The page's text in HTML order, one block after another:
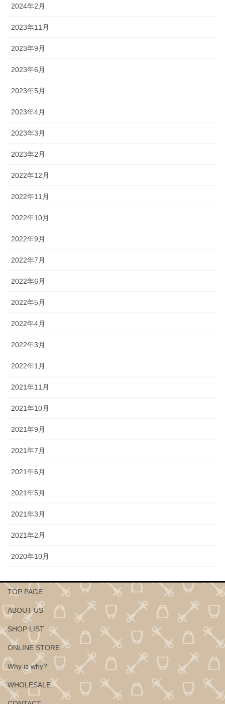
2024年2月
2023年11月
2023年9月
2023年6月
2023年5月
2023年4月
2023年3月
2023年2月
2022年12月
2022年11月
2022年10月
2022年9月
2022年7月
2022年6月
2022年5月
2022年4月
2022年3月
2022年1月
2021年11月
2021年10月
2021年9月
2021年7月
2021年6月
2021年5月
2021年3月
2021年2月
2020年10月
TOP PAGE
ABOUT US
SHOP LIST
ONLINE STORE
Why is why?
WHOLESALE